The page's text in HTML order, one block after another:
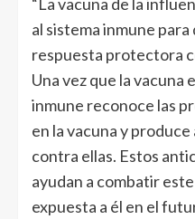
al sistema inmune
respuesta protectora
Una vez que la vacuna
inmune reconoce las
en la vacuna y
contra ellas. Estos
ayudan a combatir
expuesta a él en el